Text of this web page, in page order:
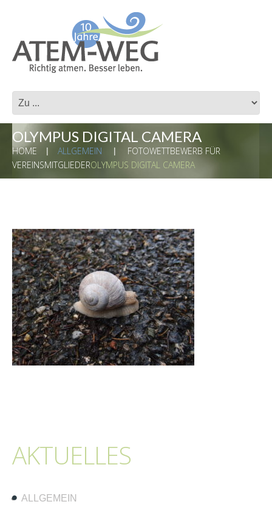
OLYMPUS DIGITAL CAMERA
HOME ALLGEMEIN
FOTOWETTBEWERB FÜR
VEREINSMITGLIEDEROLYMPUS DIGITAL CAMERA
AKTUELLES
ALLGEMEIN